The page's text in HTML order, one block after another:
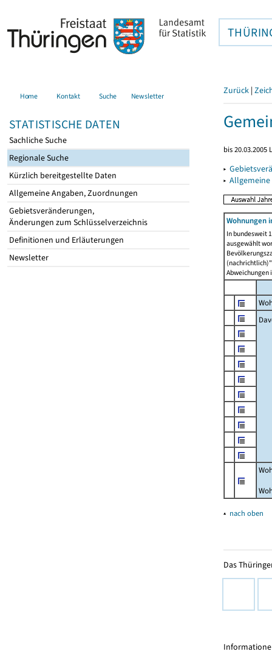
Home Kontakt Suche Newsletter
STATISTISCHE DATEN
Sachliche Suche
Regionale Suche
Kürzlich bereitgestellte Daten
Allgemeine Angaben, Zuordnungen
Gebietsveränderungen,
Änderungen zum Schlüsselverzeichnis
Definitionen und Erläuterungen
Newsletter
Zurück |
bis
▸
▸
Wohnungen
In bundesweit
ausgewählt
Abweichungen
▴ nach oben
Das